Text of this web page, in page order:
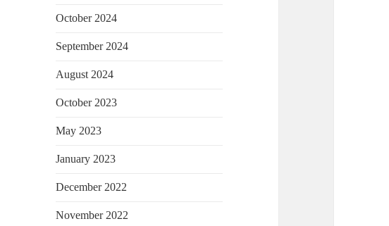
October 2024
September 2024
August 2024
October 2023
May 2023
January 2023
December 2022
November 2022